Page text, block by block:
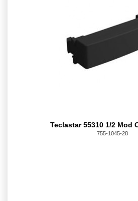
Teclastar 55310 1/2 Mod
755-1045-28